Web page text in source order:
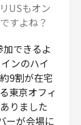
USもオン
すよね？
できるよ
ンのハイ
9割が在宅
東京オフィ
りました
ーが会場に